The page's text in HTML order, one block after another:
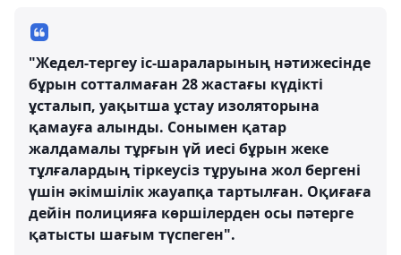
"Жедел-тергеу іс-шараларының нәтижесінде
бұрын сотталмаған 28 жастағы күдікті
ұсталып, уақытша ұстау изоляторына
қамауға алынды. Сонымен қатар
жалдамалы тұрғын үй иесі бұрын жеке
тұлғалардың тіркеусіз тұруына жол бергені
үшін әкімшілік жауапқа тартылған. Оқиғаға
дейін полицияға көршілерден осы пәтерге
қатысты шағым түспеген".